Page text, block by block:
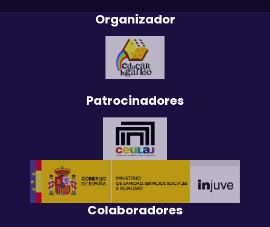
Organizador
Patrocinadores
Colaboradores